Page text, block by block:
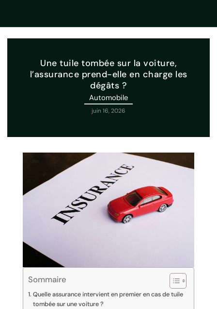
Une tuile tombée sur la voiture,
l’assurance prend-elle en charge les
dégâts ?
Automobile
juin 16, 2026
Sommaire
Quelle assurance intervient en premier en cas de tuile
tombée sur une voiture ?